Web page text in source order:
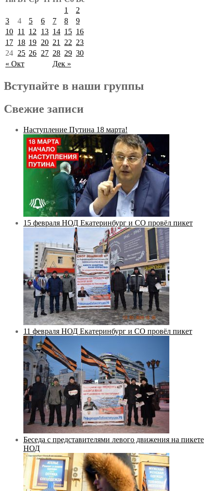
« Окт Дек »
1
2
3
4 5 6 7 8
9
10 11 12 13 14 15 16
17 18 19 20 21 22 23
24 25 26 27 28 29 30
Вступайте в наши группы
Свежие записи
Наступление Путина 18 марта!
15 февраля НОД Екатеринбург и СО провёл пикет
11 февраля НОД Екатеринбург и СО провёл пикет
Беседа с представителями левого движения на пикете
НОД